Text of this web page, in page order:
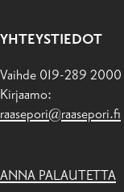
YHTEYSTIEDOT
Vaihde 019-289 2000
Kirjaamo:
raasepori@raasepori.fi
ANNA PALAUTETTA